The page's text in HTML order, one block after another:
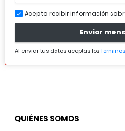
Acepto recibir información
Enviar
Al enviar tus datos aceptas los
QUIÉNES SOMOS